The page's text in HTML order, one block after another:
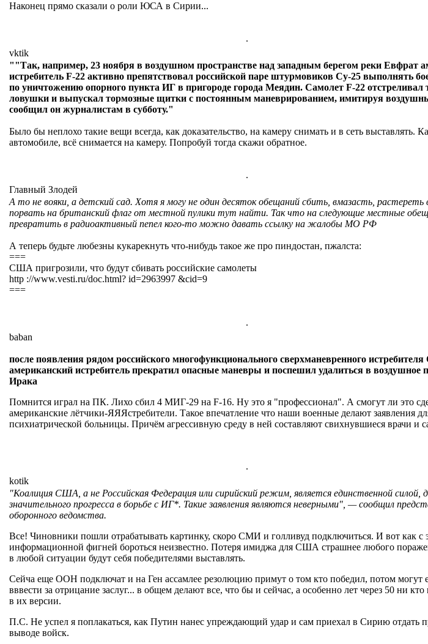
Наконец прямо сказали о роли ЮСА в Сирии...
.
vktik
""Так, например, 23 ноября в воздушном пространстве над западным берегом реки Евфрат
истребитель F-22 активно препятствовал российской паре штурмовиков Су-25 выполнять
по уничтожению опорного пункта ИГ в пригороде города Меядин. Самолет F-22 отстреливал
ловушки и выпускал тормозные щитки с постоянным маневрированием, имитируя
сообщил он журналистам в субботу."
Было бы неплохо такие вещи всегда, как доказательство, на камеру снимать и в сеть выставлять.
автомобиле, всё снимается на камеру. Попробуй тогда скажи обратное.
.
Главный Злодей
А то не вояки, а детский сад. Хотя я могу не один десяток обещаний сбить, вмазасть, растереть
порвать на британский флаг от местной пулики тут найти. Так что на следующие местные
превратить в радиоактивный пепел кого-то можно давать ссылку на жалобы МО РФ
А теперь будьте любезны кукарекнуть что-нибудь такое же про пиндостан, пжалста:
===
США пригрозили, что будут сбивать российские самолеты
http ://www.vesti.ru/doc.html? id=2963997 &cid=9
===
.
baban
после появления рядом российского многофункционального сверхманевренного
американский истребитель прекратил опасные маневры и поспешил удалиться в воздушное
Ирака
Помнится играл на ПК. Лихо сбил 4 МИГ-29 на F-16. Ну это я "профессионал". А смогут ли это
американские лётчики-ЯЯЯстребители. Такое впечатление что наши военные делают заявления
психиатрической больницы. Причём агрессивную среду в ней составляют свихнувшиеся врачи и
.
kotik
"Коалиция США, а не Российская Федерация или сирийский режим, является единственной силой,
значительного прогресса в борьбе с ИГ*. Такие заявления являются неверными", — сообщил
оборонного ведомства.
Все! Чиновники пошли отрабатывать картинку, скоро СМИ и голливуд подключиться. И вот как с
информационной фигней бороться неизвестно. Потеря имиджа для США страшнее любого
в любой ситуации будут себя победителями выставлять.
Сейча еще ООН подключат и на Ген ассамлее резолюцию примут о том кто победил, потом могут
вввести за отрицание заслуг... в общем делают все, что бы и сейчас, а особенно лет через 50 ни кто
в их версии.
П.С. Не успел я поплакаться, как Путин нанес упреждающий удар и сам приехал в Сирию отдать
выводе войск.